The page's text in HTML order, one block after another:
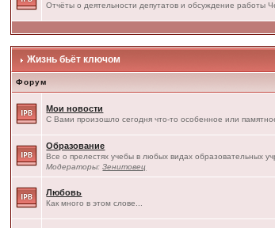
Отчёты о деятельности депутатов и обсуждение работы
Жизнь бьёт ключом
Форум
Мои новости
С Вами произошло сегодня что-то особенное или
Образование
Все о прелестях учебы в любых видах образовательных
Модераторы:Зенитовец
Любовь
Как много в этом слове...